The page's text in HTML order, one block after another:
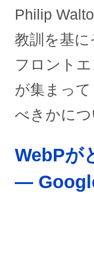
Philip
教訓を基
フロント
が集まっ
べきかに
WebPが
—